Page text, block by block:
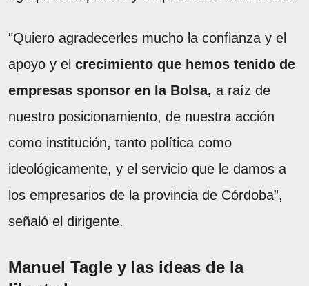
"Quiero agradecerles mucho la confianza y el
apoyo y el crecimiento que hemos tenido de
empresas sponsor en la Bolsa, a raíz de
nuestro posicionamiento, de nuestra acción
como institución, tanto política como
ideológicamente, y el servicio que le damos a
los empresarios de la provincia de Córdoba”,
señaló el dirigente.
Manuel Tagle y las ideas de la